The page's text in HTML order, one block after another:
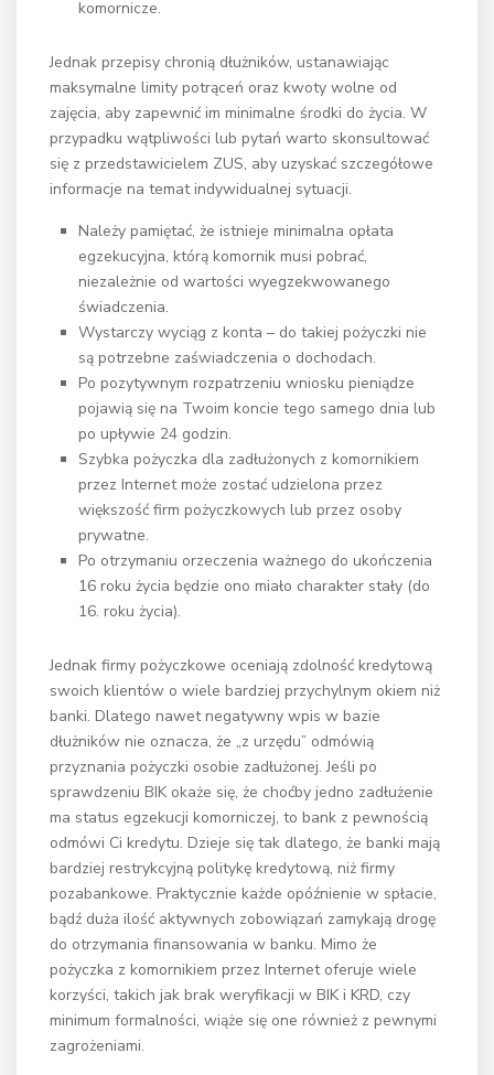
komornicze.
Jednak przepisy chronią dłużników, ustanawiając
maksymalne limity potrąceń oraz kwoty wolne od
zajęcia, aby zapewnić im minimalne środki do życia. W
przypadku wątpliwości lub pytań warto skonsultować
się z przedstawicielem ZUS, aby uzyskać szczegółowe
informacje na temat indywidualnej sytuacji.
Należy pamiętać, że istnieje minimalna opłata
egzekucyjna, którą komornik musi pobrać,
niezależnie od wartości wyegzekwowanego
świadczenia.
Wystarczy wyciąg z konta – do takiej pożyczki nie
są potrzebne zaświadczenia o dochodach.
Po pozytywnym rozpatrzeniu wniosku pieniądze
pojawią się na Twoim koncie tego samego dnia lub
po upływie 24 godzin.
Szybka pożyczka dla zadłużonych z komornikiem
przez Internet może zostać udzielona przez
większość firm pożyczkowych lub przez osoby
prywatne.
Po otrzymaniu orzeczenia ważnego do ukończenia
16 roku życia będzie ono miało charakter stały (do
16. roku życia).
Jednak firmy pożyczkowe oceniają zdolność kredytową
swoich klientów o wiele bardziej przychylnym okiem niż
banki. Dlatego nawet negatywny wpis w bazie
dłużników nie oznacza, że „z urzędu” odmówią
przyznania pożyczki osobie zadłużonej. Jeśli po
sprawdzeniu BIK okaże się, że choćby jedno zadłużenie
ma status egzekucji komorniczej, to bank z pewnością
odmówi Ci kredytu. Dzieje się tak dlatego, że banki mają
bardziej restrykcyjną politykę kredytową, niż firmy
pozabankowe. Praktycznie każde opóźnienie w spłacie,
bądź duża ilość aktywnych zobowiązań zamykają drogę
do otrzymania finansowania w banku. Mimo że
pożyczka z komornikiem przez Internet oferuje wiele
korzyści, takich jak brak weryfikacji w BIK i KRD, czy
minimum formalności, wiąże się one również z pewnymi
zagrożeniami.